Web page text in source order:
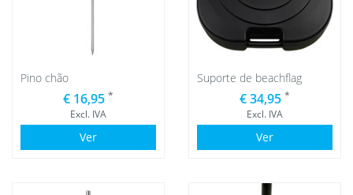
Pino chão
€ 16,95 *
Excl. IVA
Ver
Suporte de beachflag
€ 34,95 *
Excl. IVA
Ver